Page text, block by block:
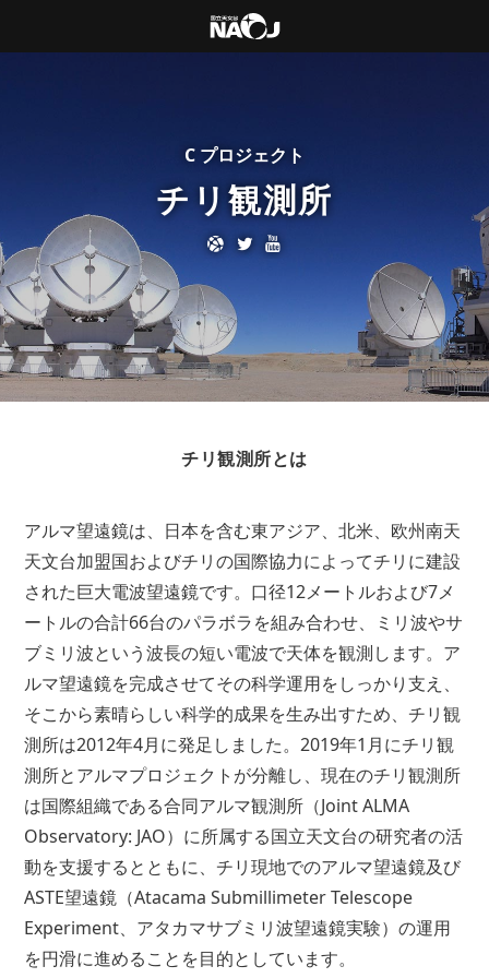
C プロジェクト
チリ観測所
チリ観測所とは
アルマ望遠鏡は、日本を含む東アジア、北米、欧州南天
天文台加盟国およびチリの国際協力によってチリに建設
された巨大電波望遠鏡です。口径12メートルおよび7メ
ートルの合計66台のパラボラを組み合わせ、ミリ波やサ
ブミリ波という波長の短い電波で天体を観測します。ア
ルマ望遠鏡を完成させてその科学運用をしっかり支え、
そこから素晴らしい科学的成果を生み出すため、チリ観
測所は2012年4月に発足しました。2019年1月にチリ観
測所とアルマプロジェクトが分離し、現在のチリ観測所
は国際組織である合同アルマ観測所（Joint ALMA
Observatory: JAO）に所属する国立天文台の研究者の活
動を支援するとともに、チリ現地でのアルマ望遠鏡及び
ASTE望遠鏡（Atacama Submillimeter Telescope
Experiment、アタカマサブミリ波望遠鏡実験）の運用
を円滑に進めることを目的としています。